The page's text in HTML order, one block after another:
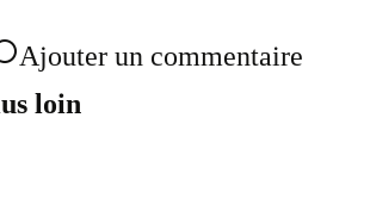
Ajouter un commentaire
loin